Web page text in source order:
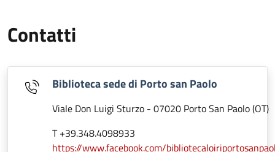
Contatti
Biblioteca sede di Porto san Paolo
Viale Don Luigi Sturzo - 07020 Porto San Paolo (OT)
T +39.348.4098933
https://www.facebook.com/